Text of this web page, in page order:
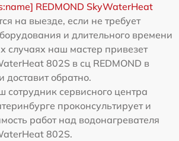
REDMOND SkyWaterHeat
на выезде, если не требует
и длительного времени
случаях наш мастер привезет
802S в сц REDMOND в
доставит обратно.
сотрудник сервисного центра
проконсультирует и
работ над водонагревателя
802S.